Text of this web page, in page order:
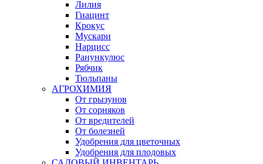
Лилия
Гиацинт
Крокус
Мускари
Нарцисс
Ранункулюс
Рябчик
Тюльпаны
АГРОХИМИЯ
От грызунов
От сорняков
От вредителей
От болезней
Удобрения для цветочных
Удобрения для плодовых